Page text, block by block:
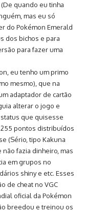
(De quando eu tinha
mas eu só
do Pokémon Emerald
dos bichos e para
para fazer uma
eu tenho um primo
mesmo), que na
adaptador de cartão
alterar o jogo e
que quisesse
pontos distribuídos
(Sério, tipo Kakuna
não fazia dinheiro, mas
em grupos no
shiny e etc. Esses
de cheat no VGC
oficial da Pokémon
breedou e treinou os